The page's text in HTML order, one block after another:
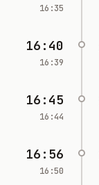
16:35
16:40
16:39
16:45
16:44
16:56
16:50